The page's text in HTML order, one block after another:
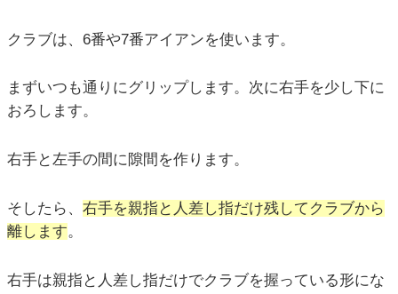
クラブは、6番や7番アイアンを使います。
まずいつも通りにグリップします。次に右手を少し下に
おろします。
右手と左手の間に隙間を作ります。
そしたら、 右手を親指と人差し指だけ残してクラブから
離します。
右手は親指と人差し指だけでクラブを握っている形にな